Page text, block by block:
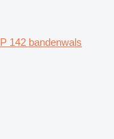
142 bandenwals